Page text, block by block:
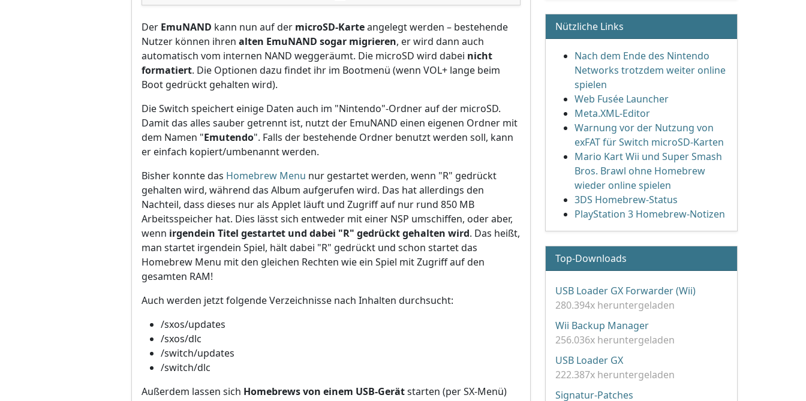
Der EmuNAND kann nun auf der microSD-Karteangelegt werden – bestehende
Nutzer können ihren alten EmuNAND sogar migrieren, er wird dann auch
automatisch vom internen NAND weggeräumt. Die microSD wird dabei nicht
formatiert. Die Optionen dazu findet ihr im Bootmenü (wenn VOL+ lange beim
Boot gedrückt gehalten wird).
Die Switch speichert einige Daten auch im "Nintendo"-Ordner auf der microSD.
Damit das alles sauber getrennt ist, nutzt der EmuNAND einen eigenen Ordner mit
dem Namen "Emutendo". Falls der bestehende Ordner benutzt werden soll, kann
er einfach kopiert/umbenannt werden.
Bisher konnte das Homebrew Menu nur gestartet werden, wenn "R" gedrückt
gehalten wird, während das Album aufgerufen wird. Das hat allerdings den
Nachteil, dass dieses nur als Applet läuft und Zugriff auf nur rund 850 MB
Arbeitsspeicher hat. Dies lässt sich entweder mit einer NSP umschiffen, oder aber,
wenn irgendein Titel gestartet und dabei "R" gedrückt gehalten wird. Das heißt,
man startet irgendein Spiel, hält dabei "R" gedrückt und schon startet das
Homebrew Menu mit den gleichen Rechten wie ein Spiel mit Zugriff auf den
gesamten RAM!
Auch werden jetzt folgende Verzeichnisse nach Inhalten durchsucht:
/sxos/updates
/sxos/dlc
/switch/updates
/switch/dlc
Außerdem lassen sich Homebrews von einem USB-Gerätstarten (per SX-Menü)
Nützliche Links
Nach dem Ende des Nintendo
Networks trotzdem weiter online
spielen
Web Fusée Launcher
Meta.XML-Editor
Warnung vor der Nutzung von
exFAT für Switch microSD-Karten
Mario Kart Wii und Super Smash
Bros. Brawl ohne Homebrew
wieder online spielen
3DS Homebrew-Status
PlayStation 3 Homebrew-Notizen
Top-Downloads
USB Loader GX Forwarder (Wii)
280.394x heruntergeladen
Wii Backup Manager
256.036x heruntergeladen
USB Loader GX
222.387x heruntergeladen
Signatur-Patches